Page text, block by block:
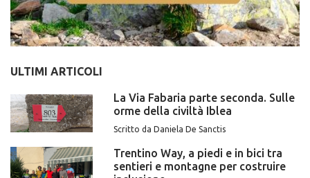
ULTIMI ARTICOLI
La Via Fabaria parte seconda. Sulle
orme della civiltà Iblea
Scritto da Daniela De Sanctis
Trentino Way, a piedi e in bici tra
sentieri e montagne per costruire